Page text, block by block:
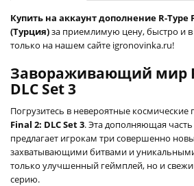
Купить на аккаунт дополнение R-Type
(Турция)за приемлимую цену, быстро и
только на нашем сайте igronovinka.ru!
Завораживающий мир
DLC Set 3
Погрузитесь в невероятные
Final 2: DLC Set 3. Эта дополняющая
предлагает игрокам три совершенно
захватывающими битвами и
только улучшенный геймплей, но и
серию.